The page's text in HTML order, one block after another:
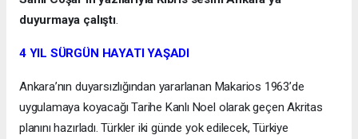
duyurmaya çalıştı.
4 YIL SÜRGÜN HAYATI YAŞADI
Ankara’nın duyarsızlığından yararlanan Makarios 1963’de
uygulamaya koyacağı Tarihe Kanlı Noel olarak geçen Akritas
planını hazırladı. Türkler iki günde yok edilecek, Türkiye